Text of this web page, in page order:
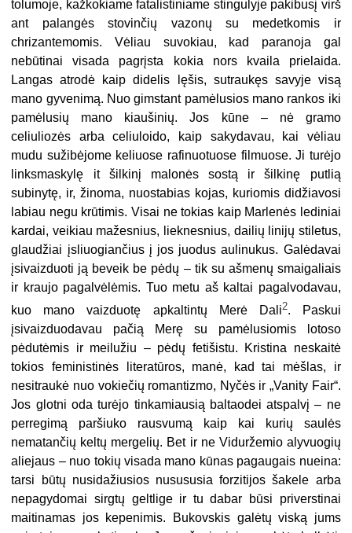
tolumoje, kažkokiame fatalistiniame stingulyje pakibusį virš
ant palangės stovinčių vazonų su medetkomis ir
chrizantemomis. Vėliau suvokiau, kad paranoja gal
nebūtinai visada pagrįsta kokia nors kvaila prielaida.
Langas atrodė kaip didelis lęšis, sutraukęs savyje visą
mano gyvenimą. Nuo gimstant pamėlusios mano rankos iki
pamėlusių mano kiaušinių. Jos kūne – nė gramo
celiuliozės arba celiuloido, kaip sakydavau, kai vėliau
mudu sužibėjome keliuose rafinuotuose filmuose. Ji turėjo
linksmaskylę it šilkinį malonės sostą ir šilkinę putlią
subinytę, ir, žinoma, nuostabias kojas, kuriomis didžiavosi
labiau negu krūtimis. Visai ne tokias kaip Marlenės lediniai
kardai, veikiau mažesnius, lieknesnius, dailių linijų stiletus,
glaudžiai įsliuogiančius į jos juodus aulinukus. Galėdavai
įsivaizduoti ją beveik be pėdų – tik su ašmenų smaigaliais
ir kraujo pagalvėlėmis. Tuo metu aš kaltai pagalvodavau,
kuo mano vaizduotę apkaltintų Merė Dali2. Paskui
įsivaizduodavau pačią Merę su pamėlusiomis lotoso
pėdutėmis ir meilužiu – pėdų fetišistu. Kristina neskaitė
tokios feministinės literatūros, manė, kad tai mėšlas, ir
nesitraukė nuo vokiečių romantizmo, Nyčės ir „Vanity Fair“.
Jos glotni oda turėjo tinkamiausią baltaodei atspalvį – ne
perregimą paršiuko rausvumą kaip kai kurių saulės
nematančių keltų mergelių. Bet ir ne Viduržemio alyvuogių
aliejaus – nuo tokių visada mano kūnas pagaugais nueina:
tarsi būtų nusidažiusios nusususia forzitijos šakele arba
nepagydomai sirgtų geltlige ir tu dabar būsi priverstinai
maitinamas jos kepenimis. Bukovskis galėtų viską jums